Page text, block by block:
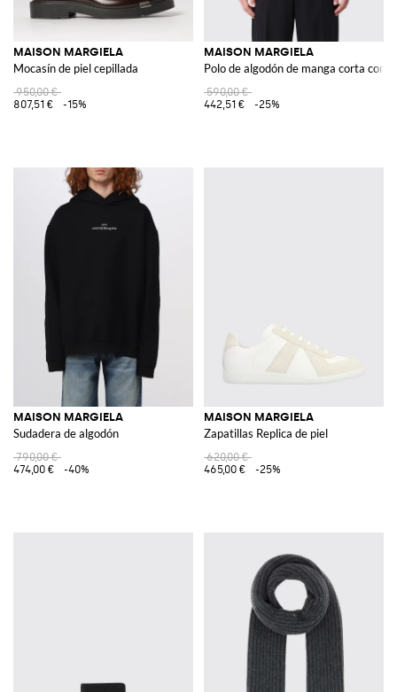
MAISON MARGIELA
Mocasín de piel cepillada
950,00 €
807,51 €
-15%
MAISON MARGIELA
Polo de algodón de manga corta con
590,00 €
442,51 €
-25%
MAISON MARGIELA
Sudadera de algodón
790,00 €
474,00 €
-40%
MAISON MARGIELA
Zapatillas Replica de piel
620,00 €
465,00 €
-25%